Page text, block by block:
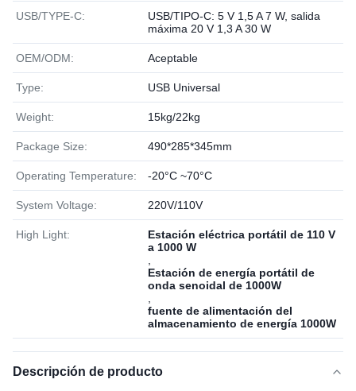
USB/TYPE-C:
USB/TIPO-C: 5 V 1,5 A 7 W, salida
máxima 20 V 1,3 A 30 W
OEM/ODM: Aceptable
Type: USB Universal
Weight: 15kg/22kg
Package Size: 490*285*345mm
Operating Temperature: -20°C ~70°C
System Voltage: 220V/110V
High Light:
Estación eléctrica portátil de 110 V
a 1000 W
Estación de energía portátil de
onda senoidal de 1000W
fuente de alimentación del
almacenamiento de energía 1000W
Descripción de producto